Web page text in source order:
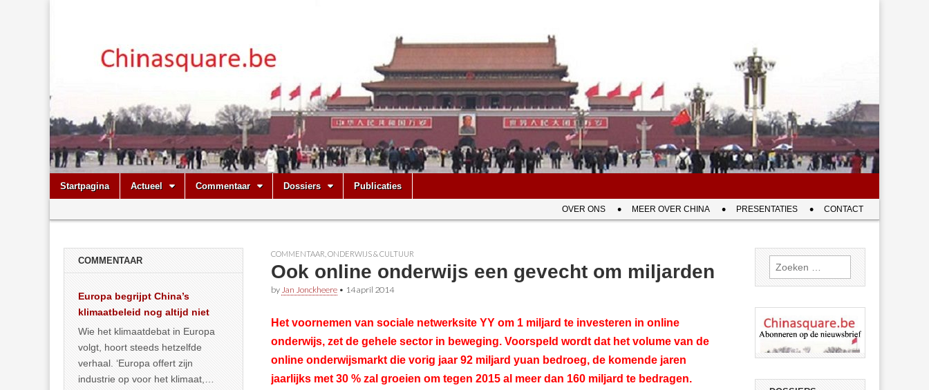
Chinasquare.be
Main
menu
Skip
Startpagina Actueel Commentaar Dossiers Publicaties
menu
OVER ONS MEER OVER CHINA PRESENTATIES CONTACT
COMMENTAAR ONDERWIJS & CULTUUR
Ook online onderwijs een gevecht om miljarden
by Jan Jonckheere • 14 april 2014
Het voornemen van sociale netwerksite YY om 1 miljard te investeren in online
onderwijs, zet de gehele sector in beweging. Voorspeld wordt dat het volume van de
online onderwijsmarkt die vorig jaar 92 miljard yuan bedroeg, de komende jaren
jaarlijks met 30 % zal groeien om tegen 2015 al meer dan 160 miljard te bedragen.
COMMENTAAR
Europa begrijpt China’s
klimaatbeleid nog altijd niet
Wie het klimaatdebat in Europa
volgt, hoort steeds hetzelfde
verhaal. ‘Europa offert zijn
industrie op voor het klimaat,
Zoeken
naar: